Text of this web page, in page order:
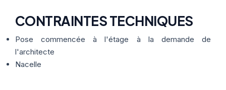
CONTRAINTES TECHNIQUES
Pose commencée à l'étage à la demande de
l'architecte
Nacelle